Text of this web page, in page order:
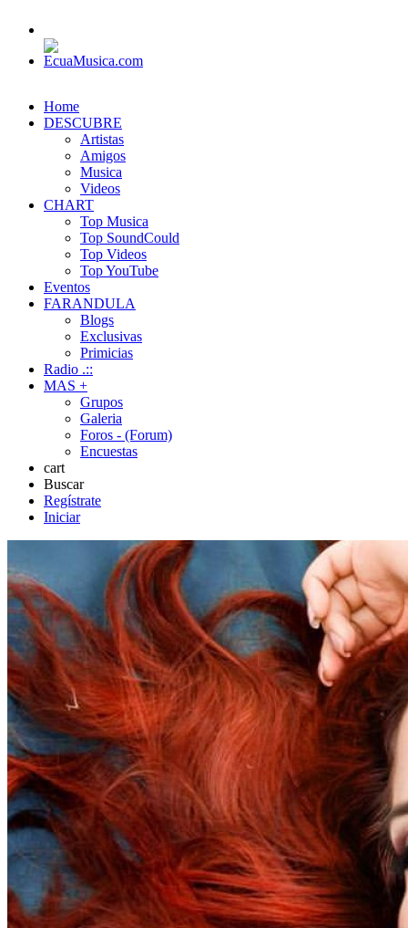
Home
DESCUBRE
Artistas
Amigos
Musica
Videos
CHART
Top Musica
Top SoundCould
Top Videos
Top YouTube
Eventos
FARANDULA
Blogs
Exclusivas
Primicias
Radio .::
MAS +
Grupos
Galeria
Foros - (Forum)
Encuestas
cart
Buscar
Regístrate
Iniciar